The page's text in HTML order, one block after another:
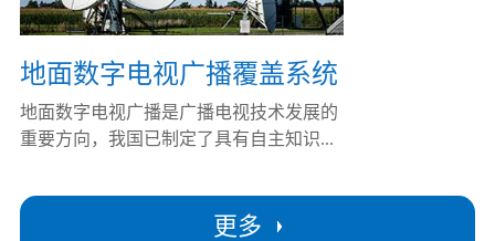
更多
地面数字电视广播覆盖系统
地面数字电视广播是广播电视技术发展的
重要方向，我国已制定了具有自主知识...